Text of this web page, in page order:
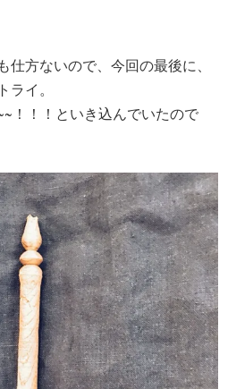
方ないので、今回の最後に、
イ。
！！！といき込んでいたので